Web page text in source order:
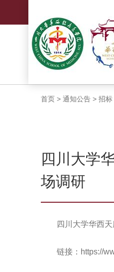
首页 > 通知公告 > 招标
四川大学
场调研
四川大学华西
链接： https://